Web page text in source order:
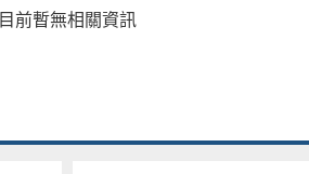
目前暫無相關資訊